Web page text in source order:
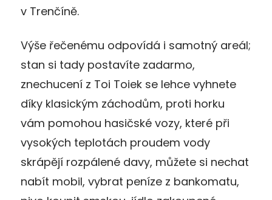
v Trenčíně.
Výše řečenému odpovídá i samotný areál;
stan si tady postavíte zadarmo,
znechucení z Toi Toiek se lehce vyhnete
díky klasickým záchodům, proti horku
vám pomohou hasičské vozy, které při
vysokých teplotách proudem vody
skrápějí rozpálené davy, můžete si nechat
nabít mobil, vybrat peníze z bankomatu,